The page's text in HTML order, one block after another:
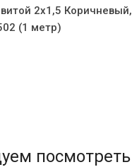
2x1,5 Коричневый,
(1 метр)
посмотреть